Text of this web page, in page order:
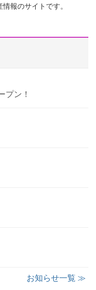
報のサイトです。
プン！
お知らせ一覧 ≫